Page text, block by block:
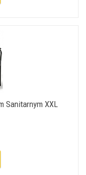
Sanitarnym XXL